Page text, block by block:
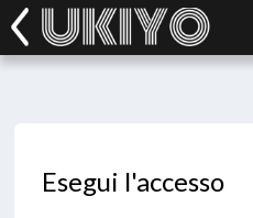
Esegui l'accesso